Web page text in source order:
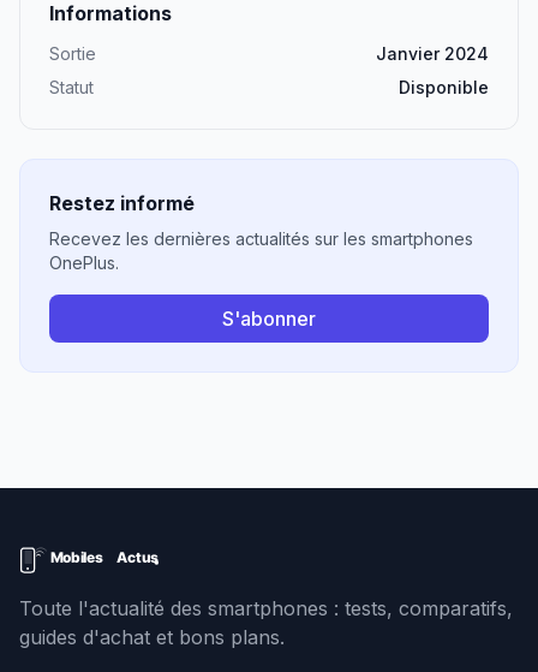
Informations
Sortie
Janvier 2024
Statut
Disponible
Restez informé
Recevez les dernières actualités sur les smartphones
OnePlus.
S'abonner
Toute l'actualité des smartphones : tests, comparatifs,
guides d'achat et bons plans.